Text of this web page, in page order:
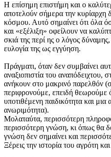
Η επίσημη επιστήμη και ο
αποτελούν σήμερα την κυρίαρχη
κόσμου. Αυτό σημαίνει ότι όλα
και «εξέλιξη» οφείλουν να
σκιά της περί ης ο λόγος
ευλογία της ως εγγύηση.
Πράγματι, όταν δεν συμβαίνει
αναξιοπιστία του αναπόδειχτου,
ανήκουν στο μακρινό παρελθόν
περιφρονούμε, επειδή θεωρούμε
υποτιθέμενη παιδικότητα και
ανωριμότητα).
Μολαταύτα, περισσότερη
περισσότερη γνώση, κι όπως θα
γνώση δεν σημαίνει και
Ξέρεις την ιστορία του αγρότη